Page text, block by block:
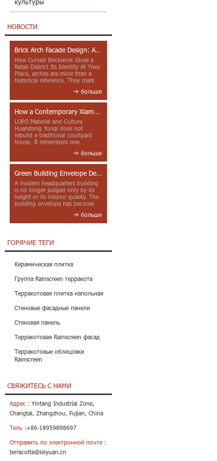
культуры
НОВОСТИ
Brick Arch Facade Design: A Closer Look at Yiwu Place
How Curved Brickwork Gives a
Retail District Its Identity At Yiwu
Place, arches are more than a
historical reference. They mark
больше
How a Contemporary Xiamen Project Reframes Minnan Red Brick
LOPO Material and Culture
Huandong Yunqi does not
rebuild a traditional courtyard
house. It remembers one
больше
Green Building Envelope Design: Clay Sunscreen Fins for Modern Headquarters Architecture
A modern headquarters building
is no longer judged only by its
height or its interior quality. The
building envelope has become
больше
ГОРЯЧИЕ ТЕГИ
Керамическая плитка
Группа Rainscreen терракота
Терракотовая плитка напольная
Стеновые фасадные панели
Стеновая панель
Терракотовая Rainscreen фасад
Терракотовые облицовки
Rainscreen
СВЯЖИТЕСЬ С НАМИ
Адрес : Yintang Industrial Zone,
Changtai, Zhangzhou, Fujian, China
Тель :+86-18959898697
Отправить по электронной почте :
terracotta@leiyuan.cn